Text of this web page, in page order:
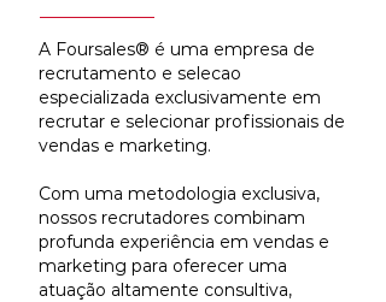
A Foursales® é uma empresa de
recrutamento e selecao
especializada exclusivamente em
recrutar e selecionar profissionais de
vendas e marketing.
Com uma metodologia exclusiva,
nossos recrutadores combinam
profunda experiência em vendas e
marketing para oferecer uma
atuação altamente consultiva,